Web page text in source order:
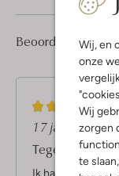
Wij, en
onze
Wij
zorgen
te
Beoordelingen
3
t
r
17 januari 2024
Tegenvaller
Ik had me enorm